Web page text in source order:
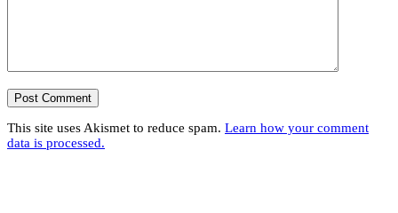
This site uses Akismet to reduce spam. Learn how your comment
data is processed.